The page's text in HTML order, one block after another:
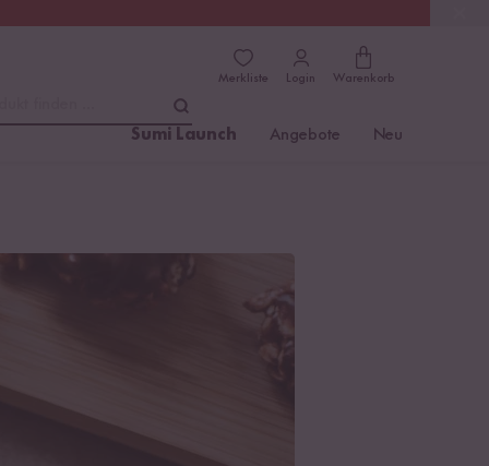
Merkliste Login Warenkorb
Sumi Launch Angebote Neu